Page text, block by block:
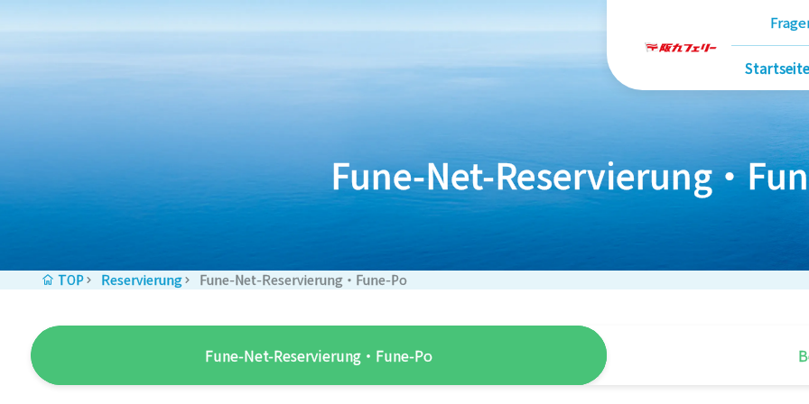
Startseite
Fune-Net-Reservierung・
TOP Reservierung Fune-Net-Reservierung・Fune-Po
Fune-Net-Reservierung・Fune-Po